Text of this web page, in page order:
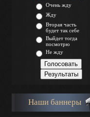
Очень жду
Жду
Вторая часть
будет так себе
Выйдет тогда
посмотрю
Не жду
Наши баннеры